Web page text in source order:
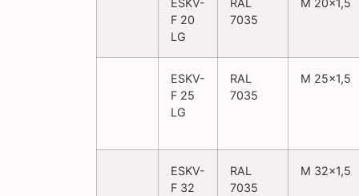
ESKV-
F 20
LG
RAL
7035
M 20×1,5
ESKV-
F 25
LG
RAL
7035
M 25×1,5
ESKV-
F 32
RAL
7035
M 32×1,5